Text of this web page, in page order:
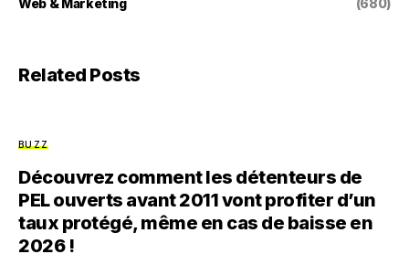
Web & Marketing (680)
Related Posts
BUZZ
Découvrez comment les détenteurs de
PEL ouverts avant 2011 vont profiter d’un
taux protégé, même en cas de baisse en
2026 !